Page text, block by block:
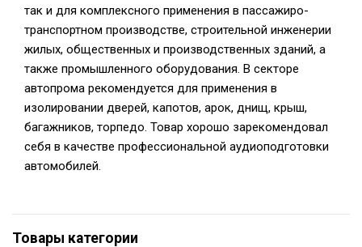
так и для комплексного применения в пассажиро-
транспортном производстве, строительной инженерии
жилых, общественных и производственных зданий, а
также промышленного оборудования. В секторе
автопрома рекомендуется для применения в
изолировании дверей, капотов, арок, днищ, крыш,
багажников, торпедо. Товар хорошо зарекомендовал
себя в качестве профессиональной аудиоподготовки
автомобилей.
Товары категории